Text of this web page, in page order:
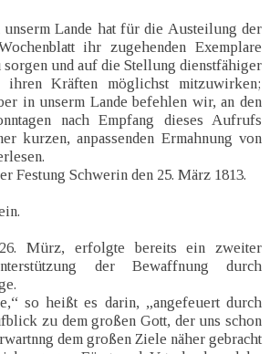
Lande hat für die Austeilung der
ihr zugehenden Exemplare
und auf die Stellung dienstfähiger
ihren Kräften möglichst mitzuwirken;
in unserm Lande befehlen wir, an den
nach Empfang dieses Aufrufs
kurzen, anpassenden Ermahnung von
Festung Schwerin den 25. März 1813.
Mürz, erfolgte bereits ein zweiter
der Bewaffnung durch
so heißt es darin, „angefeuert durch
zu dem großen Gott, der uns schon
dem großen Ziele näher gebracht